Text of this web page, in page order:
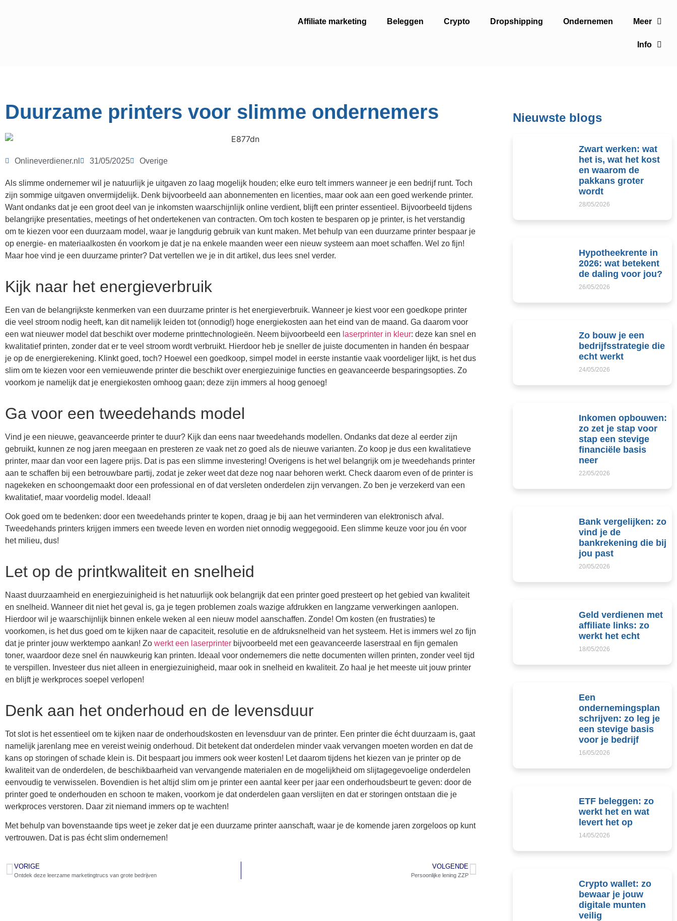
Affiliate marketing Beleggen Crypto Dropshipping Ondernemen Meer
Info
Duurzame printers voor slimme ondernemers
Onlineverdiener.nl 31/05/2025 Overige
Als slimme ondernemer wil je natuurlijk je uitgaven zo laag mogelijk houden; elke euro telt immers wanneer je een bedrijf runt. Toch
zijn sommige uitgaven onvermijdelijk. Denk bijvoorbeeld aan abonnementen en licenties, maar ook aan een goed werkende printer.
Want ondanks dat je een groot deel van je inkomsten waarschijnlijk online verdient, blijft een printer essentieel. Bijvoorbeeld tijdens
belangrijke presentaties, meetings of het ondertekenen van contracten. Om toch kosten te besparen op je printer, is het verstandig
om te kiezen voor een duurzaam model, waar je langdurig gebruik van kunt maken. Met behulp van een duurzame printer bespaar je
op energie- en materiaalkosten én voorkom je dat je na enkele maanden weer een nieuw systeem aan moet schaffen. Wel zo fijn!
Maar hoe vind je een duurzame printer? Dat vertellen we je in dit artikel, dus lees snel verder.
Kijk naar het energieverbruik
Een van de belangrijkste kenmerken van een duurzame printer is het energieverbruik. Wanneer je kiest voor een goedkope printer
die veel stroom nodig heeft, kan dit namelijk leiden tot (onnodig!) hoge energiekosten aan het eind van de maand. Ga daarom voor
een wat nieuwer model dat beschikt over moderne printtechnologieën. Neem bijvoorbeeld een laserprinter in kleur: deze kan snel en
kwalitatief printen, zonder dat er te veel stroom wordt verbruikt. Hierdoor heb je sneller de juiste documenten in handen én bespaar
je op de energierekening. Klinkt goed, toch? Hoewel een goedkoop, simpel model in eerste instantie vaak voordeliger lijkt, is het dus
slim om te kiezen voor een vernieuwende printer die beschikt over energiezuinige functies en geavanceerde besparingsopties. Zo
voorkom je namelijk dat je energiekosten omhoog gaan; deze zijn immers al hoog genoeg!
Ga voor een tweedehands model
Vind je een nieuwe, geavanceerde printer te duur? Kijk dan eens naar tweedehands modellen. Ondanks dat deze al eerder zijn
gebruikt, kunnen ze nog jaren meegaan en presteren ze vaak net zo goed als de nieuwe varianten. Zo koop je dus een kwalitatieve
printer, maar dan voor een lagere prijs. Dat is pas een slimme investering! Overigens is het wel belangrijk om je tweedehands printer
aan te schaffen bij een betrouwbare partij, zodat je zeker weet dat deze nog naar behoren werkt. Check daarom even of de printer is
nagekeken en schoongemaakt door een professional en of dat versleten onderdelen zijn vervangen. Zo ben je verzekerd van een
kwalitatief, maar voordelig model. Ideaal!
Ook goed om te bedenken: door een tweedehands printer te kopen, draag je bij aan het verminderen van elektronisch afval.
Tweedehands printers krijgen immers een tweede leven en worden niet onnodig weggegooid. Een slimme keuze voor jou én voor
het milieu, dus!
Let op de printkwaliteit en snelheid
Naast duurzaamheid en energiezuinigheid is het natuurlijk ook belangrijk dat een printer goed presteert op het gebied van kwaliteit
en snelheid. Wanneer dit niet het geval is, ga je tegen problemen zoals wazige afdrukken en langzame verwerkingen aanlopen.
Hierdoor wil je waarschijnlijk binnen enkele weken al een nieuw model aanschaffen. Zonde! Om kosten (en frustraties) te
voorkomen, is het dus goed om te kijken naar de capaciteit, resolutie en de afdruksnelheid van het systeem. Het is immers wel zo fijn
dat je printer jouw werktempo aankan! Zo werkt een laserprinter bijvoorbeeld met een geavanceerde laserstraal en fijn gemalen
toner, waardoor deze snel én nauwkeurig kan printen. Ideaal voor ondernemers die nette documenten willen printen, zonder veel tijd
te verspillen. Investeer dus niet alleen in energiezuinigheid, maar ook in snelheid en kwaliteit. Zo haal je het meeste uit jouw printer
en blijft je werkproces soepel verlopen!
Denk aan het onderhoud en de levensduur
Tot slot is het essentieel om te kijken naar de onderhoudskosten en levensduur van de printer. Een printer die écht duurzaam is, gaat
namelijk jarenlang mee en vereist weinig onderhoud. Dit betekent dat onderdelen minder vaak vervangen moeten worden en dat de
kans op storingen of schade klein is. Dit bespaart jou immers ook weer kosten! Let daarom tijdens het kiezen van je printer op de
kwaliteit van de onderdelen, de beschikbaarheid van vervangende materialen en de mogelijkheid om slijtagegevoelige onderdelen
eenvoudig te verwisselen. Bovendien is het altijd slim om je printer een aantal keer per jaar een onderhoudsbeurt te geven: door de
printer goed te onderhouden en schoon te maken, voorkom je dat onderdelen gaan verslijten en dat er storingen ontstaan die je
werkproces verstoren. Daar zit niemand immers op te wachten!
Met behulp van bovenstaande tips weet je zeker dat je een duurzame printer aanschaft, waar je de komende jaren zorgeloos op kunt
vertrouwen. Dat is pas écht slim ondernemen!
VORIGE
Ontdek deze leerzame marketingtrucs van grote bedrijven
VOLGENDE
Persoonlijke lening ZZP
Nieuwste blogs
Zwart werken: wat
het is, wat het kost
en waarom de
pakkans groter
wordt
28/05/2026
Hypotheekrente in
2026: wat betekent
de daling voor jou?
26/05/2026
Zo bouw je een
bedrijfsstrategie die
echt werkt
24/05/2026
Inkomen opbouwen:
zo zet je stap voor
stap een stevige
financiële basis
neer
22/05/2026
Bank vergelijken: zo
vind je de
bankrekening die bij
jou past
20/05/2026
Geld verdienen met
affiliate links: zo
werkt het echt
18/05/2026
Een
ondernemingsplan
schrijven: zo leg je
een stevige basis
voor je bedrijf
16/05/2026
ETF beleggen: zo
werkt het en wat
levert het op
14/05/2026
Crypto wallet: zo
bewaar je jouw
digitale munten
veilig